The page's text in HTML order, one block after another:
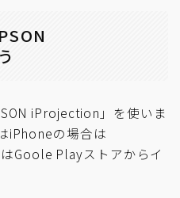
iProjection」を使いま
iPhoneの場合は
Goole Playストアからイ